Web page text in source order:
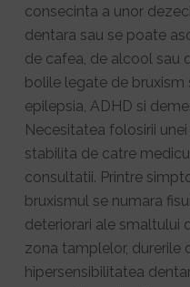
consecinta a unor
dentara sau se poate
de cafea, de alcool sau
bolile legate de bruxism
epilepsia, ADHD si
Necesitatea folosirii
stabilita de catre
consultatii. Printre
bruxismul se numara
deteriorari ale smaltului
zona tamplelor, durerile
hipersensibilitatea